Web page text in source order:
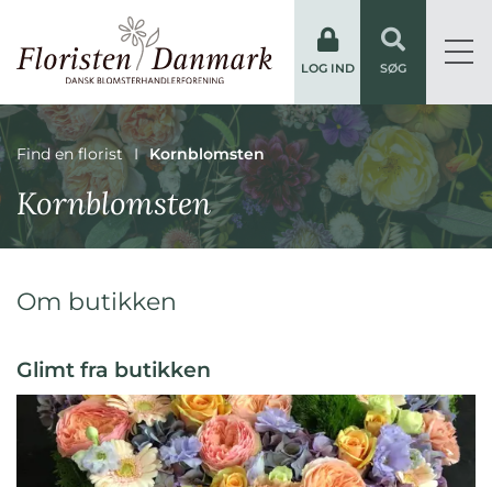
LOG IND SØG
Find en florist Kornblomsten
Kornblomsten
Om butikken
Glimt fra butikken